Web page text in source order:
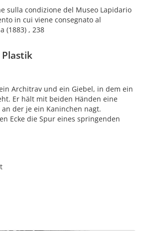
sulla condizione del Museo Lapidario
in cui viene consegnato al
(1883) , 238
Architrav und ein Giebel, in dem ein
Er hält mit beiden Händen eine
der je ein Kaninchen nagt.
Ecke die Spur eines springenden